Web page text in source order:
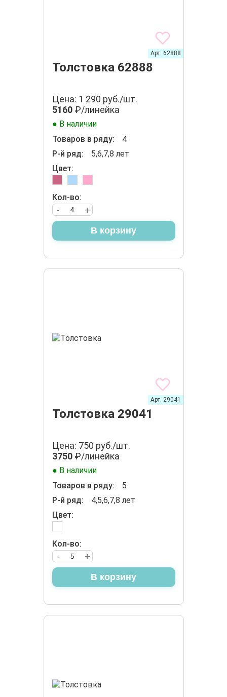
Толстовка 62888
Арт. 62888
Цена: 1 290 руб./шт.
5160₽/линейка
● В наличии
Товаров в ряду:
4
Р-й ряд:
5,6,7,8 лет
Цвет:
Кол-во:
+
-
В корзину
Толстовка 29041
Арт. 29041
Цена: 750 руб./шт.
3750₽/линейка
● В наличии
Товаров в ряду:
5
Р-й ряд:
4,5,6,7,8 лет
Цвет:
Кол-во:
+
-
В корзину